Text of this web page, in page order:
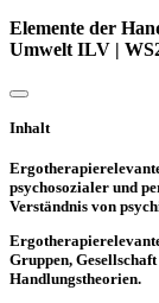
Elemente der
Umwelt ILV |
Inhalt
psychosozialer und
Verständnis von
Gruppen,
Handlungstheorien.